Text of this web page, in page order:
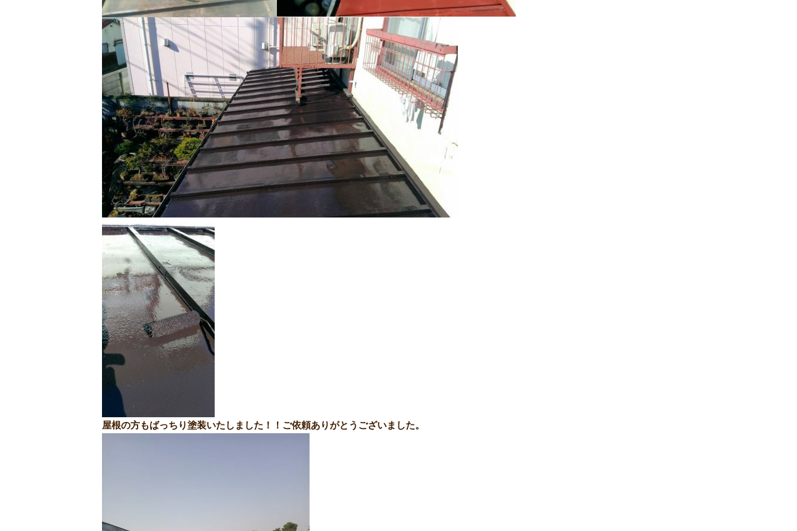
屋根の方もばっちり塗装いたしました！！ご依頼ありがとうございました。